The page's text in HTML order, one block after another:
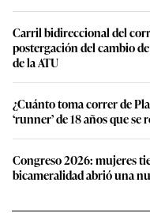
Carril bidireccional del
postergación del cambio
de la ATU
¿Cuánto toma correr de
‘runner’ de 18 años que
Congreso 2026: mujeres
bicameralidad abrió una